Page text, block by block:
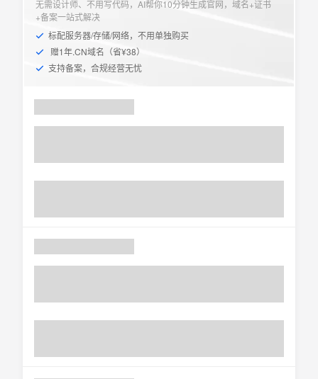
无需设计师、不用写代码，AI帮你10分钟生成官网，域名+证书
+备案一站式解决
标配服务器/存储/网络，不用单独购买
赠1年.CN域名（省¥38）
支持备案，合规经营无忧